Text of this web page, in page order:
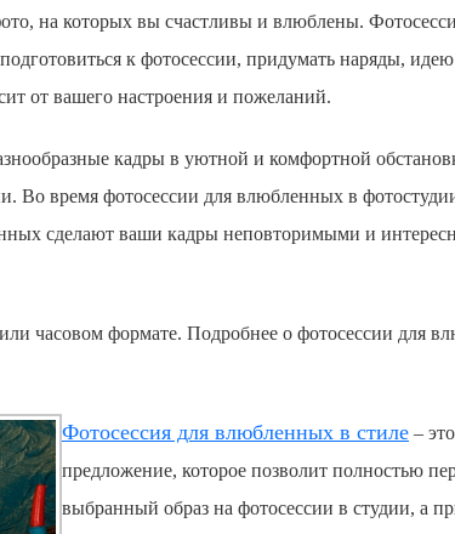
на которых вы счастливы и влюблены.
к фотосессии, придумать наряды,
от вашего настроения и пожеланий.
кадры в уютной и комфортной
Во время фотосессии для влюбленных в
сделают ваши кадры неповторимыми и
часовом формате. Подробнее о фотосессии для
Фотосессия для влюбленных в стиле –
предложение, которое позволит полностью
выбранный образ на фотосессии в студии, а